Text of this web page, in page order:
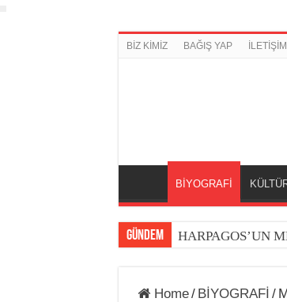
BİZ KİMİZ BAĞIŞ YAP İLETİŞİM
BİYOGRAFİ
GÜNDEM HARPAGOS’UN
Home/ BİYOGRAFİ /